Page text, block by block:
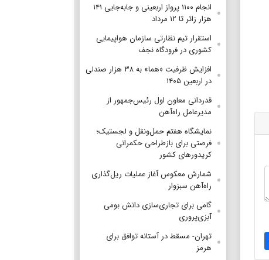
انجام ۱۱۰۰ پرواز اربعینی و جابه‌جایی ۱۴۱
هزار زائر تا ۱۲ مرداد
استقرار تیم‌ نظارتی سازمان هواپیمایی
کشوری در فرودگاه نجف
افزایش ظرفیت «هما» به ۳۸ هزار صندلی
در اربعین ۱۴۰۵
قدردانی معاون اول رئیس‌جمهور از
مدیرعامل راه‌آهن
نمایشگاه هفتم حمل‌ونقل و لجستیک؛
فرصتی برای بازطراحی حکمرانی
کریدورهای کشور
شمارش معکوس آغاز عملیات ریل‌گذاری
راه‌آهن سبزوار
گامی برای تجاری‌سازی دانش بومی
آبزی‌پروری
تهران- مسقط در آستانه توافق برای
هرمز